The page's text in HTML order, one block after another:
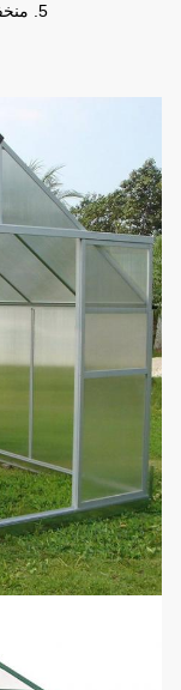
5. منخفضة موك: يمكن أن تلبي عملك بشكل جيد للغاية.